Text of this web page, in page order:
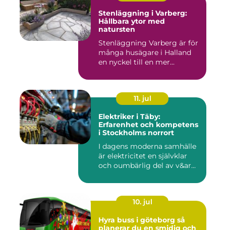
Stenläggning i Varberg:
Hållbara ytor med
natursten
Stenläggning Varberg är för
många husägare i Halland
en nyckel till en mer...
11. jul
Elektriker i Täby:
Erfarenhet och kompetens
i Stockholms norrort
I dagens moderna samhälle
är elektricitet en självklar
och oumbärlig del av v&ar...
10. jul
Hyra buss i göteborg så
planerar du en smidig och